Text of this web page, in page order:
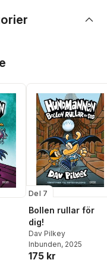
Totalt antal röster:
Del 7
Bollen rullar för
dig!
Dav Pilkey
Inbunden, 2025
175 kr